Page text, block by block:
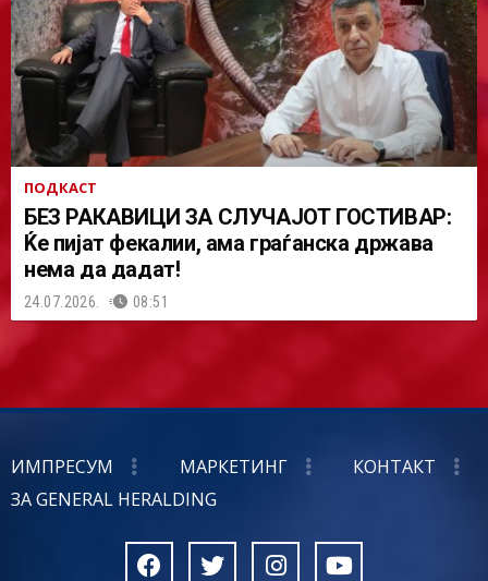
ПОДКАСТ
БЕЗ РАКАВИЦИ ЗА СЛУЧАЈОТ ГОСТИВАР:
Ќе пијат фекалии, ама граѓанска држава
нема да дадат!
24.07.2026. 08:51
ИМПРЕСУМ МАРКЕТИНГ
КОНТАКТ
ЗА GENERAL HERALDING